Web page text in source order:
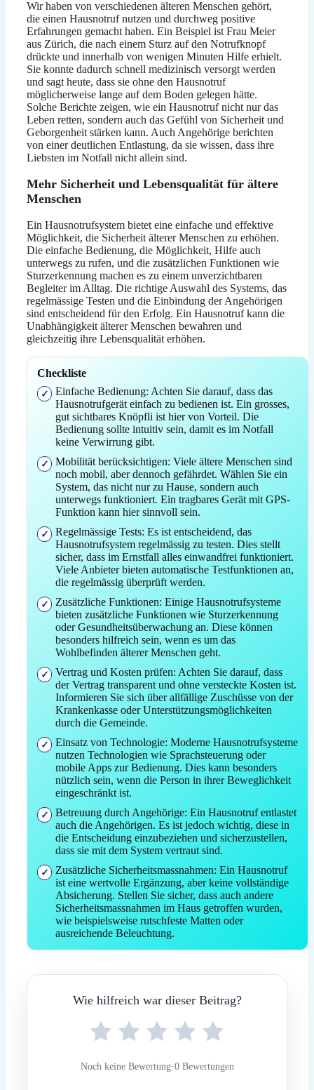
Wir haben von verschiedenen älteren Menschen gehört,
die einen Hausnotruf nutzen und durchweg positive
Erfahrungen gemacht haben. Ein Beispiel ist Frau Meier
aus Zürich, die nach einem Sturz auf den Notrufknopf
drückte und innerhalb von wenigen Minuten Hilfe erhielt.
Sie konnte dadurch schnell medizinisch versorgt werden
und sagt heute, dass sie ohne den Hausnotruf
möglicherweise lange auf dem Boden gelegen hätte.
Solche Berichte zeigen, wie ein Hausnotruf nicht nur das
Leben retten, sondern auch das Gefühl von Sicherheit und
Geborgenheit stärken kann. Auch Angehörige berichten
von einer deutlichen Entlastung, da sie wissen, dass ihre
Liebsten im Notfall nicht allein sind.
Mehr Sicherheit und Lebensqualität für ältere
Menschen
Ein Hausnotrufsystem bietet eine einfache und effektive
Möglichkeit, die Sicherheit älterer Menschen zu erhöhen.
Die einfache Bedienung, die Möglichkeit, Hilfe auch
unterwegs zu rufen, und die zusätzlichen Funktionen wie
Sturzerkennung machen es zu einem unverzichtbaren
Begleiter im Alltag. Die richtige Auswahl des Systems, das
regelmässige Testen und die Einbindung der Angehörigen
sind entscheidend für den Erfolg. Ein Hausnotruf kann die
Unabhängigkeit älterer Menschen bewahren und
gleichzeitig ihre Lebensqualität erhöhen.
Checkliste
Einfache Bedienung: Achten Sie darauf, dass das
Hausnotrufgerät einfach zu bedienen ist. Ein grosses,
gut sichtbares Knöpfli ist hier von Vorteil. Die
Bedienung sollte intuitiv sein, damit es im Notfall
keine Verwirrung gibt.
Mobilität berücksichtigen: Viele ältere Menschen sind
noch mobil, aber dennoch gefährdet. Wählen Sie ein
System, das nicht nur zu Hause, sondern auch
unterwegs funktioniert. Ein tragbares Gerät mit GPS-
Funktion kann hier sinnvoll sein.
Regelmässige Tests: Es ist entscheidend, das
Hausnotrufsystem regelmässig zu testen. Dies stellt
sicher, dass im Ernstfall alles einwandfrei funktioniert.
Viele Anbieter bieten automatische Testfunktionen an,
die regelmässig überprüft werden.
Zusätzliche Funktionen: Einige Hausnotrufsysteme
bieten zusätzliche Funktionen wie Sturzerkennung
oder Gesundheitsüberwachung an. Diese können
besonders hilfreich sein, wenn es um das
Wohlbefinden älterer Menschen geht.
Vertrag und Kosten prüfen: Achten Sie darauf, dass
der Vertrag transparent und ohne versteckte Kosten ist.
Informieren Sie sich über allfällige Zuschüsse von der
Krankenkasse oder Unterstützungsmöglichkeiten
durch die Gemeinde.
Einsatz von Technologie: Moderne Hausnotrufsysteme
nutzen Technologien wie Sprachsteuerung oder
mobile Apps zur Bedienung. Dies kann besonders
nützlich sein, wenn die Person in ihrer Beweglichkeit
eingeschränkt ist.
Betreuung durch Angehörige: Ein Hausnotruf entlastet
auch die Angehörigen. Es ist jedoch wichtig, diese in
die Entscheidung einzubeziehen und sicherzustellen,
dass sie mit dem System vertraut sind.
Zusätzliche Sicherheitsmassnahmen: Ein Hausnotruf
ist eine wertvolle Ergänzung, aber keine vollständige
Absicherung. Stellen Sie sicher, dass auch andere
Sicherheitsmassnahmen im Haus getroffen wurden,
wie beispielsweise rutschfeste Matten oder
ausreichende Beleuchtung.
Wie hilfreich war dieser Beitrag?
Noch keine Bewertung·0 Bewertungen